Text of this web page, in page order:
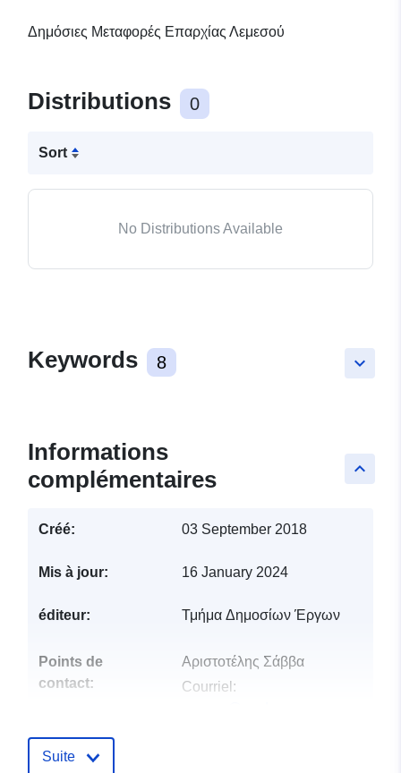
Δημόσιες Μεταφορές Επαρχίας Λεμεσού
Distributions 0
Sort
No Distributions Available
keyboard_arrow_down
Keywords 8
keyboard_arrow_up
Informations
complémentaires
Créé: 03 September 2018
Mis à jour: 16 January 2024
éditeur: Τμήμα Δημοσίων Έργων
Points de
contact:
Αριστοτέλης Σάββα
Courriel:
Compte rendu du
Suite